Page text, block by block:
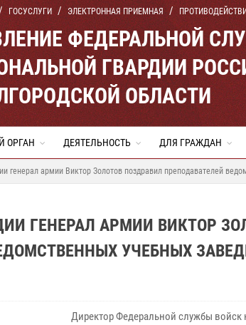
ГОСУСЛУГИ ЭЛЕКТРОННАЯ ПРИЕМНАЯ
ФЕДЕРАЛЬНОЙ
ГВАРДИИ
ОБЛАСТИ
ОРГАН ДЕЯТЕЛЬНОСТЬ ДЛЯ ГРАЖДАН
генерал армии Виктор Золотов поздравил преподавателей
ГЕНЕРАЛ АРМИИ ВИКТОР
УЧЕБНЫХ
Директор Федеральной службы